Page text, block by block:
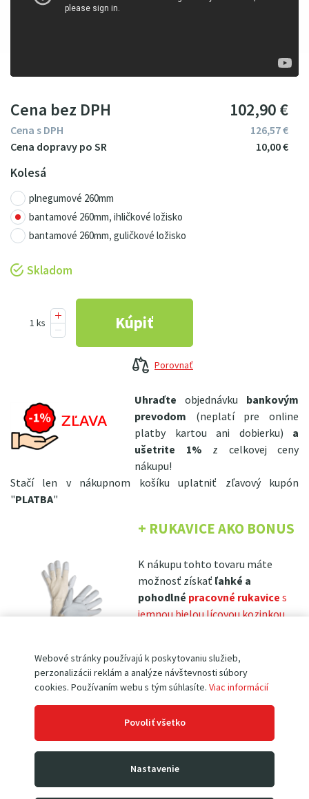
Webové stránky používajú k poskytovaniu služieb,
perzonalizácii reklám a analýze návštevnosti súbory
cookies. Používaním webu s tým súhlasíte. Viac informácií
Povoliť všetko
Nastavenie
Uhraďte objednávku bankovým
prevodom (neplatí pre online
platby kartou ani dobierku) a
ušetrite 1% z celkovej ceny
nákupu!
Stačí len v nákupnom košíku uplatniť zľavový kupón
"PLATBA"
+ RUKAVICE AKO BONUS
K nákupu tohto tovaru máte
možnosť získaťľahké a
pohodlné pracovné rukavices
jemnou bielou lícovou kozinkou
zakupeným produktom, ale tiež na zahrade, v dielni, pri ľahkých montážach,
Rudla M25-010A so sklopnou lopatou
je ručný dvojkolesový
vozík (nazývaný tiež ako rudlík či rudl) zaujímavý svojou
variabilitou. Náklad totiž môžete vziať buď na základnú
Skladom
Kolesá
plnegumové 260mm
bantamové 260mm, ihličkové ložisko
bantamové 260mm, guličkové ložisko
Cena bez DPH 102 90€
Cena s DPH 12657€
10 00€
Porovnať